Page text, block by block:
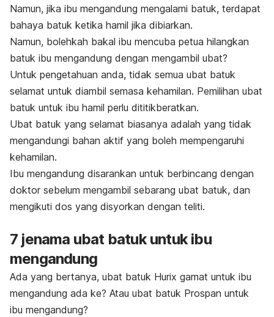
Namun, jika ibu mengandung mengalami batuk, terdapat
bahaya batuk ketika hamil jika dibiarkan.
Namun, bolehkah bakal ibu mencuba petua hilangkan
batuk ibu mengandung dengan mengambil ubat?
Untuk pengetahuan anda, tidak semua ubat batuk
selamat untuk diambil semasa kehamilan. Pemilihan ubat
batuk untuk ibu hamil perlu dititikberatkan.
Ubat batuk yang selamat biasanya adalah yang tidak
mengandungi bahan aktif yang boleh mempengaruhi
kehamilan.
Ibu mengandung disarankan untuk berbincang dengan
doktor sebelum mengambil sebarang ubat batuk, dan
mengikuti dos yang disyorkan dengan teliti.
7 jenama ubat batuk untuk ibu
mengandung
Ada yang bertanya, ubat batuk Hurix gamat untuk ibu
mengandung ada ke? Atau ubat batuk Prospan untuk
ibu mengandung?